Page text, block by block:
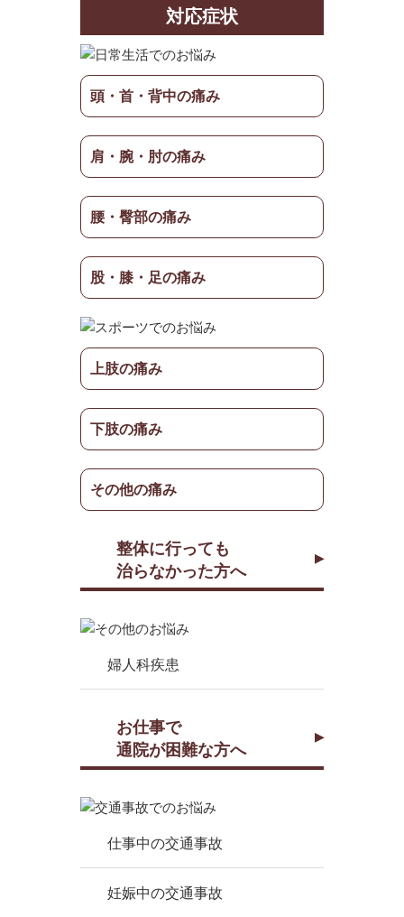
対応症状
頭・首・背中の痛み
肩・腕・肘の痛み
腰・臀部の痛み
股・膝・足の痛み
上肢の痛み
下肢の痛み
その他の痛み
整体に行っても
治らなかった方へ
婦人科疾患
お仕事で
通院が困難な方へ
仕事中の交通事故
妊娠中の交通事故